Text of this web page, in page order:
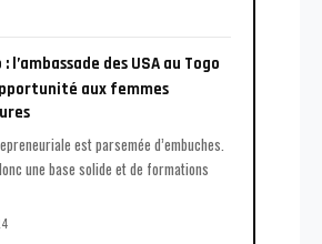
: l’ambassade des USA au Togo
aux femmes
est parsemée d’embuches.
une base solide et de formations